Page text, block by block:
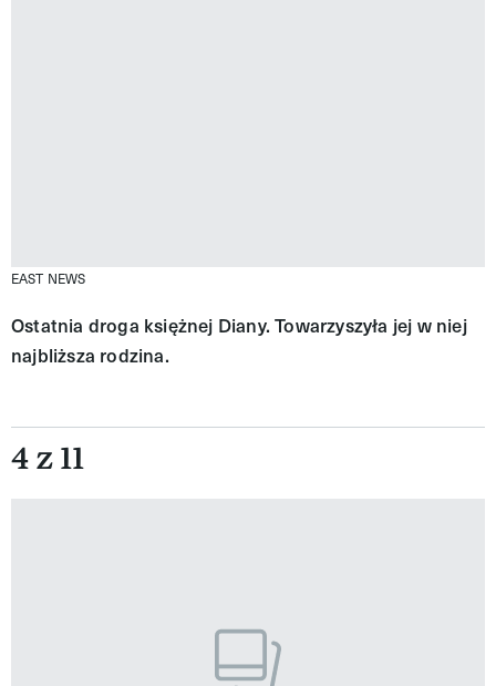
EAST NEWS
Ostatnia droga księżnej Diany. Towarzyszyła jej w niej
najbliższa rodzina.
4 z 11